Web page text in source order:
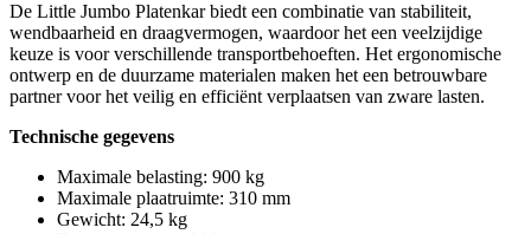
De Little Jumbo Platenkar biedt een combinatie van stabiliteit,
wendbaarheid en draagvermogen, waardoor het een veelzijdige
keuze is voor verschillende transportbehoeften. Het ergonomische
ontwerp en de duurzame materialen maken het een betrouwbare
partner voor het veilig en efficiënt verplaatsen van zware lasten.
Technische gegevens
Maximale belasting: 900 kg
Maximale plaatruimte: 310 mm
Gewicht: 24,5 kg